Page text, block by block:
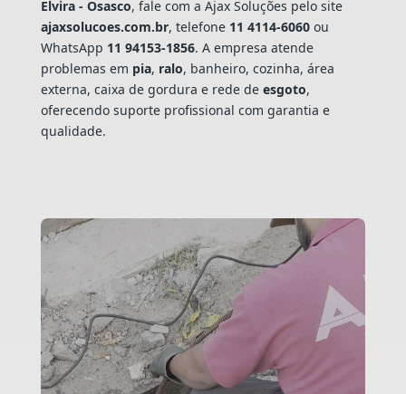
Elvira - Osasco, fale com a Ajax Soluções pelo site
ajaxsolucoes.com.br, telefone 11 4114-6060ou
WhatsApp 11 94153-1856. A empresa atende
problemas em pia, ralo, banheiro, cozinha, área
externa, caixa de gordura e rede de esgoto,
oferecendo suporte profissional com garantia e
qualidade.